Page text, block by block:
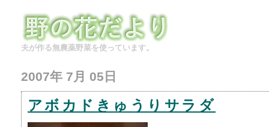
夫が作る無農薬野菜を使っています。
2007年 7月 05日
アボカドきゅうりサラダ